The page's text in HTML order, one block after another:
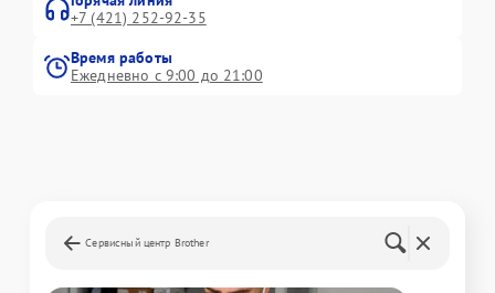
+7 (421) 252-92-35
Время работы
Ежедневно с 9:00 до 21:00
Сервисный центр Brother